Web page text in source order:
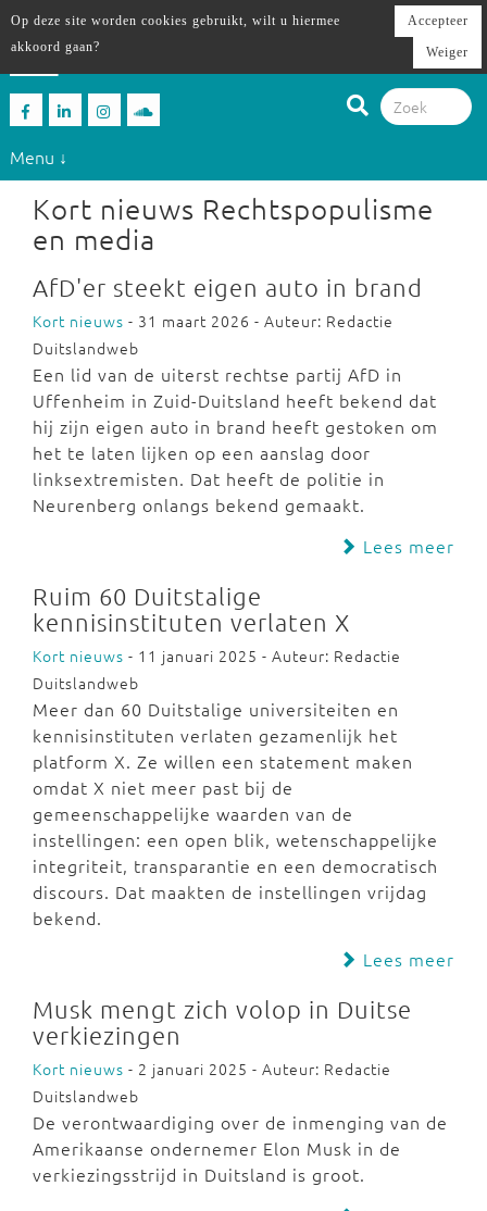
Menu ↓
Kort nieuws Rechtspopulisme
en media
AfD'er steekt eigen auto in brand
Kort nieuws - 31 maart 2026 - Auteur: Redactie
Duitslandweb
Een lid van de uiterst rechtse partij AfD in
Uffenheim in Zuid-Duitsland heeft bekend dat
hij zijn eigen auto in brand heeft gestoken om
het te laten lijken op een aanslag door
linksextremisten. Dat heeft de politie in
Neurenberg onlangs bekend gemaakt.
Lees meer
Ruim 60 Duitstalige
kennisinstituten verlaten X
Kort nieuws - 11 januari 2025 - Auteur: Redactie
Duitslandweb
Meer dan 60 Duitstalige universiteiten en
kennisinstituten verlaten gezamenlijk het
platform X. Ze willen een statement maken
omdat X niet meer past bij de
gemeenschappelijke waarden van de
instellingen: een open blik, wetenschappelijke
integriteit, transparantie en een democratisch
discours. Dat maakten de instellingen vrijdag
bekend.
Lees meer
Musk mengt zich volop in Duitse
verkiezingen
Kort nieuws - 2 januari 2025 - Auteur: Redactie
Duitslandweb
De verontwaardiging over de inmenging van de
Amerikaanse ondernemer Elon Musk in de
verkiezingsstrijd in Duitsland is groot.
Op deze site worden cookies gebruikt, wilt u hiermee
akkoord gaan?
Accepteer
Weiger